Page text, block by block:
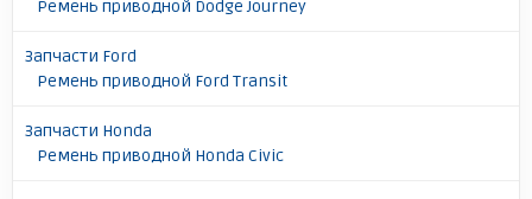
Ремень приводной Dodge Journey
Запчасти Ford
Ремень приводной Ford Transit
Запчасти Honda
Ремень приводной Honda Civic